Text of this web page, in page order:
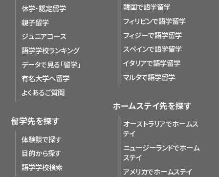
休学・認定留学
親子留学
ジュニアコース
語学学校ランキング
データで見る「留学」
有名大学へ留学
よくあるご質問
留学先を探す
体験談で探す
目的から探す
語学学校検索
韓国で語学留学
フィリピンで語学留学
フィジーで語学留学
スペインで語学留学
イタリアで語学留学
マルタで語学留学
ホームステイ先を探す
オーストラリアでホームス
テイ
ニュージーランドでホーム
ステイ
アメリカでホームステイ